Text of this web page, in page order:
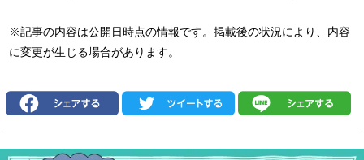
※記事の内容は公開日時点の情報です。掲載後の状況により、内容
に変更が生じる場合があります。